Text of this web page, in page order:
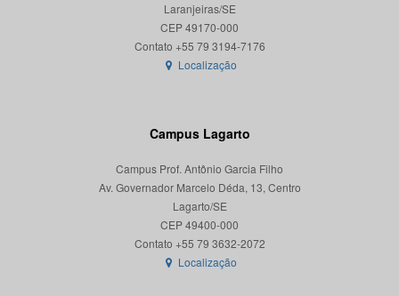
Laranjeiras/SE
CEP 49170-000
Localização
Campus Lagarto
Campus Prof. Antônio Garcia Filho
Av. Governador Marcelo Déda, 13, Centro
Lagarto/SE
CEP 49400-000
Localização